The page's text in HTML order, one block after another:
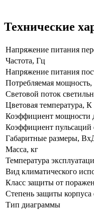
Технические
Напряжение питания
Частота, Гц
Напряжение питания
Потребляемая
Световой поток
Цветовая температура, К
Коэффициент мощности
Коэффициент пульсаций
Габаритные размеры,
Масса, кг
Температура
Вид климатического
Класс защиты от
Степень защиты корпуса
Тип диаграммы